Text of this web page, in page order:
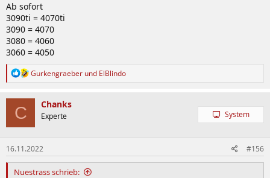
Ab sofort
3090ti = 4070ti
3090 = 4070
3080 = 4060
3060 = 4050
R
k
o
n
e
n
:
Gurkengraeber und ElBlindo
C Chanks
Experte System
16.11.2022 #156
Nuestrass schrieb: